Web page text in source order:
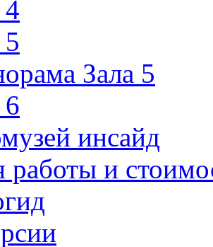
4
Зала 5
6
инсайд
работы и